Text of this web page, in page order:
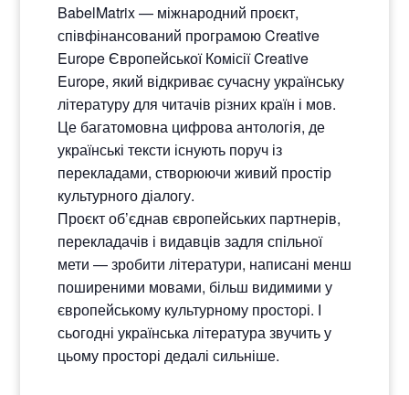
BabelMatrix — міжнародний проєкт,
співфінансований програмою Creative
Europe Європейської Комісії Creative
Europe, який відкриває сучасну українську
літературу для читачів різних країн і мов.
Це багатомовна цифрова антологія, де
українські тексти існують поруч із
перекладами, створюючи живий простір
культурного діалогу.
Проєкт об’єднав європейських партнерів,
перекладачів і видавців задля спільної
мети — зробити літератури, написані менш
поширеними мовами, більш видимими у
європейському культурному просторі. І
сьогодні українська література звучить у
цьому просторі дедалі сильніше.